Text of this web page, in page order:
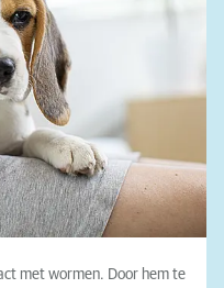
met wormen. Door hem te